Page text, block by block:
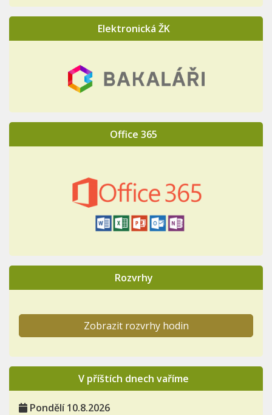
Elektronická ŽK
Office 365
Rozvrhy
Zobrazit rozvrhy hodin
V příštích dnech vaříme
Pondělí 10.8.2026